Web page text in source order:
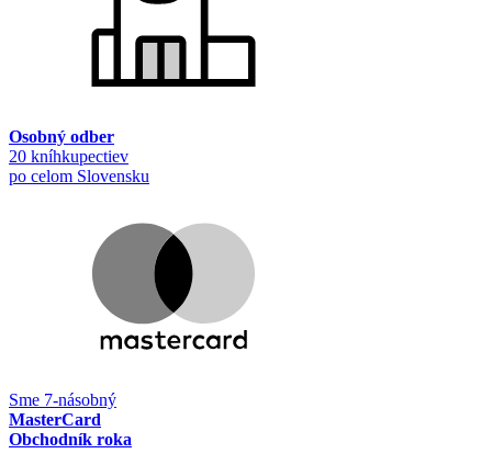
Osobný odber
20 kníhkupectiev
po celom Slovensku
Sme 7-násobný
MasterCard
Obchodník roka